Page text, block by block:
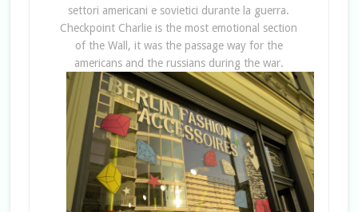
settori americani e sovietici durante la guerra.
Checkpoint Charlie is the most emotional section
of the Wall, it was the passage way for the
americans and the russians during the war.